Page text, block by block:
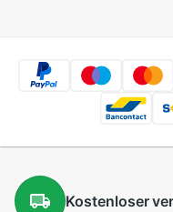
Kostenloser